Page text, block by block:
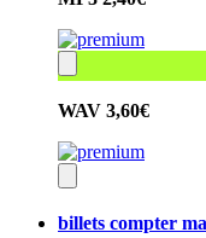
WAV 3,60€
billets compter